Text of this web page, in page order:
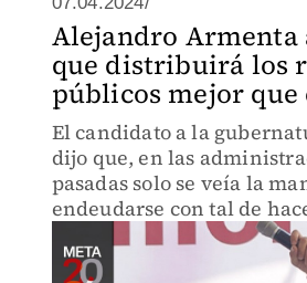
Alejandro Armenta
que distribuirá los
públicos mejor que
El candidato a la
dijo que, en las
pasadas solo se veía la
endeudarse con tal de